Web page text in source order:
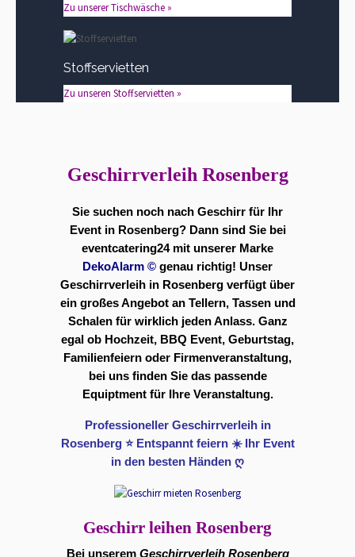
Zu unserer Tischwäsche »
Stoffservietten
Zu unseren Stoffservietten »
Geschirrverleih Rosenberg
Sie suchen noch nach Geschirr für Ihr
Event in Rosenberg? Dann sind Sie bei
eventcatering24 mit unserer Marke
DekoAlarm © genau richtig! Unser
Geschirrverleih in Rosenberg verfügt über
ein großes Angebot an Tellern, Tassen und
Schalen für wirklich jeden Anlass. Ganz
egal ob Hochzeit, BBQ Event, Geburtstag,
Familienfeiern oder Firmenveranstaltung,
bei uns finden Sie das passende
Equiptment für Ihre Veranstaltung.
Professioneller Geschirrverleih in
Rosenberg ⭐ Entspannt feiern ☀️ Ihr Event
in den besten Händen ღ
Geschirr leihen Rosenberg
Bei unserem Geschirrverleih Rosenberg